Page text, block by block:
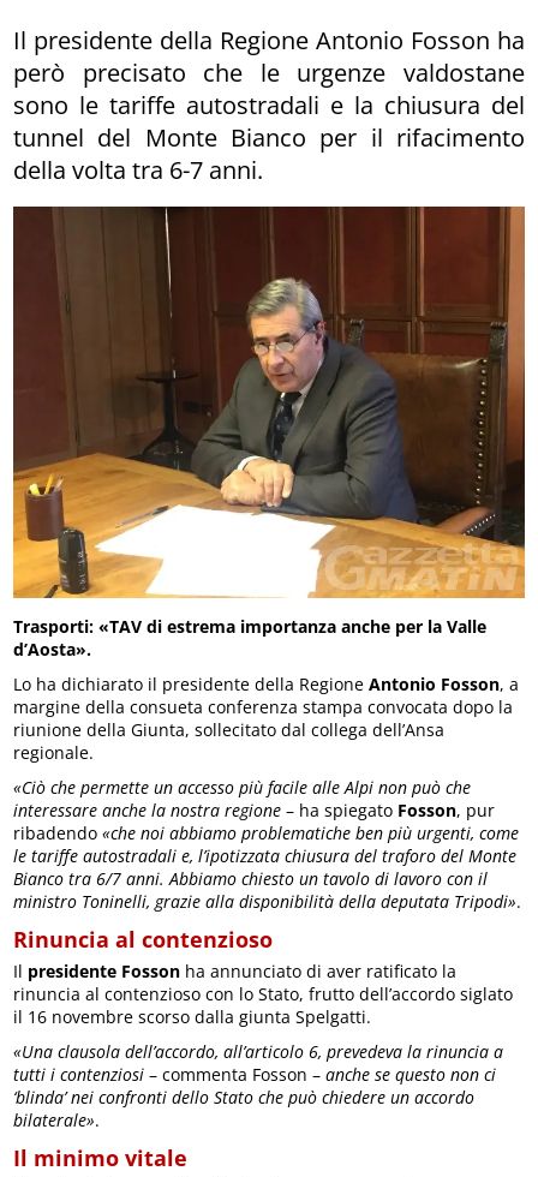
Il presidente della Regione Antonio Fosson ha
però precisato che le urgenze valdostane
sono le tariffe autostradali e la chiusura del
tunnel del Monte Bianco per il rifacimento
della volta tra 6-7 anni.
Trasporti: «TAV di estrema importanza anche per la Valle
d’Aosta».
Lo ha dichiarato il presidente della RegioneAntonio Fosson, a
margine della consueta conferenza stampa convocata dopo la
riunione della Giunta, sollecitato dal collega dell’Ansa
regionale.
«Ciò che permette un accesso più facile alle Alpi non può che
interessare anche la nostra regione – ha spiegato Fosson, pur
ribadendo«che noi abbiamo problematiche ben più urgenti, come
le tariffe autostradali e, l’ipotizzata chiusura del traforo del Monte
Bianco tra 6/7 anni. Abbiamo chiesto un tavolo di lavoro con il
ministro Toninelli, grazie alla disponibilità della deputata Tripodi».
Rinuncia al contenzioso
Il presidente Fosson ha annunciato di aver ratificato la
rinuncia al contenzioso con lo Stato, frutto dell’accordo siglato
il 16 novembre scorso dalla giunta Spelgatti.
«Una clausola dell’accordo, all’articolo 6, prevedeva la rinuncia a
tutti i contenziosi – commenta Fosson – anche se questo non ci
‘blinda’ nei confronti dello Stato che può chiedere un accordo
bilaterale».
Il minimo vitale